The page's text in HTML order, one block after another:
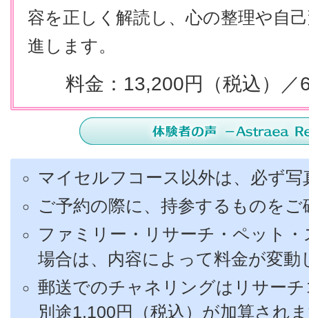
容を正しく解読し、心の整理や自
進します。
料金：13,200円（税込）／
マイセルフコース以外は、必ず
ご予約の際に、持参するものをご
ファミリー・リサーチ・ペット
場合は、内容によって料金が変動
郵送でのチャネリングはリサー
別途1,100円（税込）が加算され